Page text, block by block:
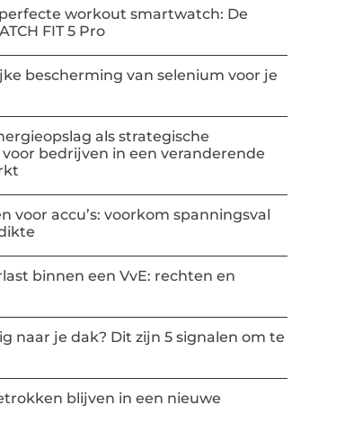
workout smartwatch: De
FIT 5 Pro
bescherming van selenium voor je
als strategische
bedrijven in een veranderende
voor accu’s: voorkom spanningsval
binnen een VvE: rechten en
naar je dak? Dit zijn 5 signalen om te
blijven in een nieuwe